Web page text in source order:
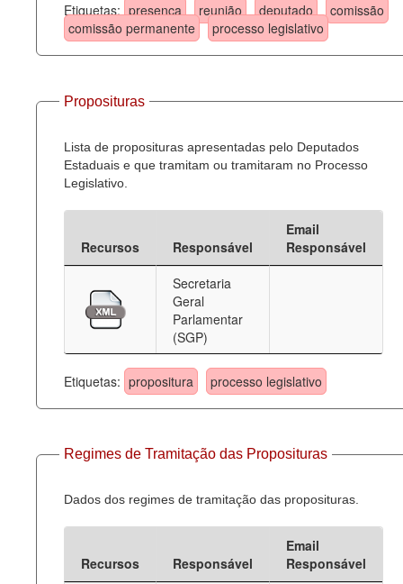
Etiquetas: presença reunião deputado
comissão
comissão permanente
processo legislativo
Proposituras
Lista de proposituras apresentadas pelo Deputados
Estaduais e que tramitam ou tramitaram no Processo
Legislativo.
Recursos Responsável
Email
Responsável
Secretaria
Geral
Parlamentar
(SGP)
Etiquetas: propositura processo legislativo
Regimes de Tramitação das Proposituras
Dados dos regimes de tramitação das proposituras.
Recursos Responsável
Email
Responsável